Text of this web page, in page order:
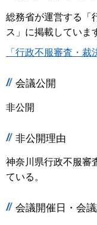
総務省が運営する「
ス」に掲載していま
「行政不服審査・
会議公開
非公開
非公開理由
神奈川県行政不服審
ている。
会議開催日・会